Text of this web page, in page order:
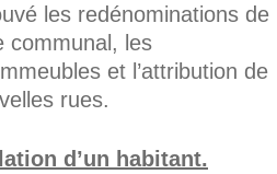
les redénominations de
communal, les
et l’attribution de
rues.
d’un habitant.